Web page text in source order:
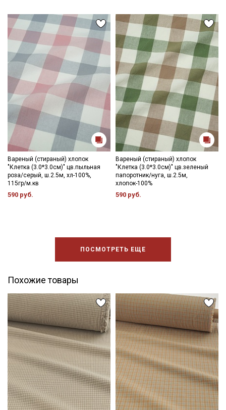
Вареный (стираный) хлопок
"Клетка (3.0*3.0см)" цв.пыльная
роза/серый, ш.2.5м, хл-100%,
115гр/м.кв
590 руб.
Вареный (стираный) хлопок
"Клетка (3.0*3.0см)" цв.зеленый
папоротник/нуга, ш.2.5м,
хлопок-100%
590 руб.
ПОСМОТРЕТЬ ЕЩЕ
Похожие товары
категории тканей
Электронная почта
Подписаться
Ознакомлен(а) сПолитикой обработки персональных
данных
и даю
Согласие на обработку персональных
данных
Даю
Согласие на получение рекламных и
информационных рассылок